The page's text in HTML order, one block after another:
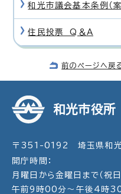
和光市議会基本条例（
住民投票 Q＆A
前のページへ戻
和光市役所
〒351-0192 埼玉県和光
開庁時間：
月曜日から金曜日まで（祝日
午前9時00分～午後4時